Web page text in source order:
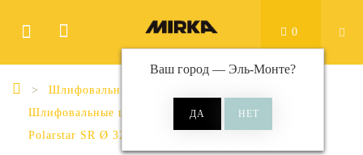
Ваш город — Эль-Монте?
0
Шлифовальные материалы
Шлифовальные цветки
Polarstar SR Ø 32 мм / клей / рулон